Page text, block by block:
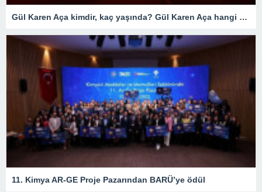
Gül Karen Aça kimdir, kaç yaşında? Gül Karen Aça hangi okulda, nereli?
11. Kimya AR-GE Proje Pazarından BARÜ’ye ödül